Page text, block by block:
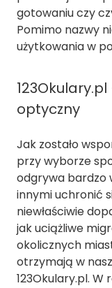
gotowaniu czy
Pomimo nazwy
użytkowania w
optyczny
Jak zostało
przy wyborze
odgrywa bardzo
innymi uchronić
niewłaściwie
jak uciążliwe
okolicznych
otrzymają w
123Okulary.pl.